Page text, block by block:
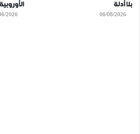
بلا أدلة
06/08/2026
2026